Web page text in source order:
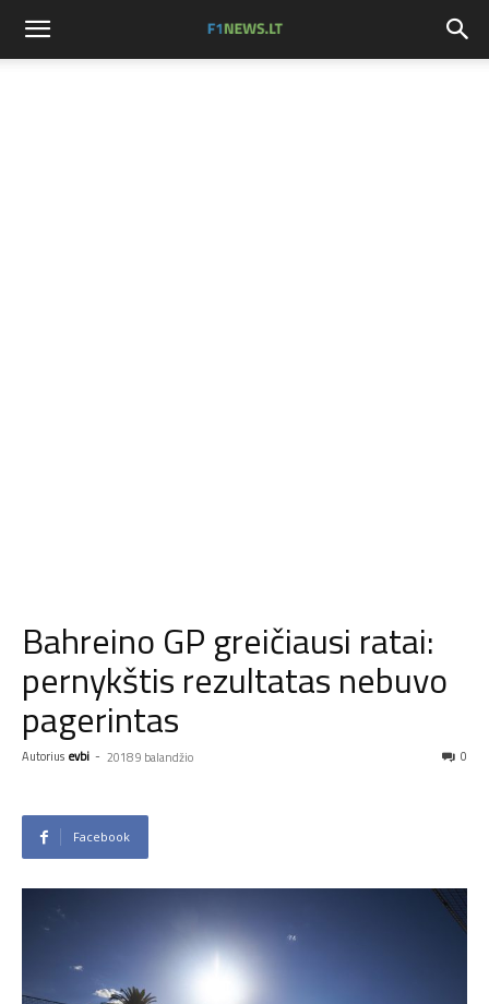
Bahreino GP greičiausi ratai:
pernykštis rezultatas nebuvo
pagerintas
Autorius evbi - 2018 9 balandžio 0
Facebook